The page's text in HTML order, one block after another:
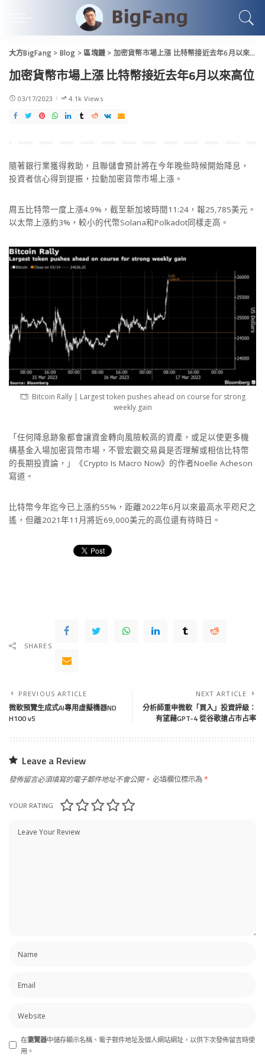
大方BigFang > Blog >區塊鏈 > 加密貨幣市場上漲 比特幣接近去年6月以來高位
加密貨幣市場上漲 比特幣接近去年6月以來高位
03/17/2023 4.1k Views
隨著銀行業獲得救助，且聯儲會預計將在今年晚些時候開始降息，
投資者信心得到提振，拉動加密貨幣市場上漲。
周五比特幣一度上漲4.9%，截至新加坡時間11:24，報25,785美元。
以太幣上漲約3%，較小的代幣Solana和Polkadot同樣走高。
Bitcoin Rally | Largest token pushes ahead on course for strong
weekly gain
「任何降息跡象都會讓資金轉向風險較高的資產，或足以使更多機
構基金入場加密貨幣市場，不管宏觀交易員是否理解或相信比特幣
的長期投資論，」《Crypto Is Macro Now》的作者Noelle Acheson
寫道。
比特幣今年迄今已上漲約55%，距離2022年6月以來最高水平咫尺之
遙，但離2021年11月將近69,000美元的高位還有待時日。
SHARES
PREVIOUS ARTICLE
微軟預覽生成式AI專用虛擬機器ND
H100 v5
NEXT ARTICLE
分析師重申微軟「買入」投資評級：
有望藉GPT-4 從谷歌搶占市占率
Leave a Review
發佈留言必須填寫的電子郵件地址不會公開。 必填欄位標示為*
YOUR RATING
在瀏覽器中儲存顯示名稱、電子郵件地址及個人網站網址，以供下次發佈留言時使
用。